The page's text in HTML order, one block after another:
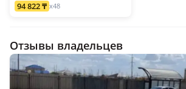
94 822 ₸ x48
Отзывы владельцев